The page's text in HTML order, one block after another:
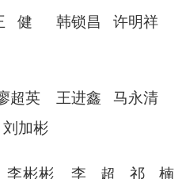
健 韩锁昌
许明祥
超英 王进鑫
马永清
刘加彬
彬 李 超 祁 楠